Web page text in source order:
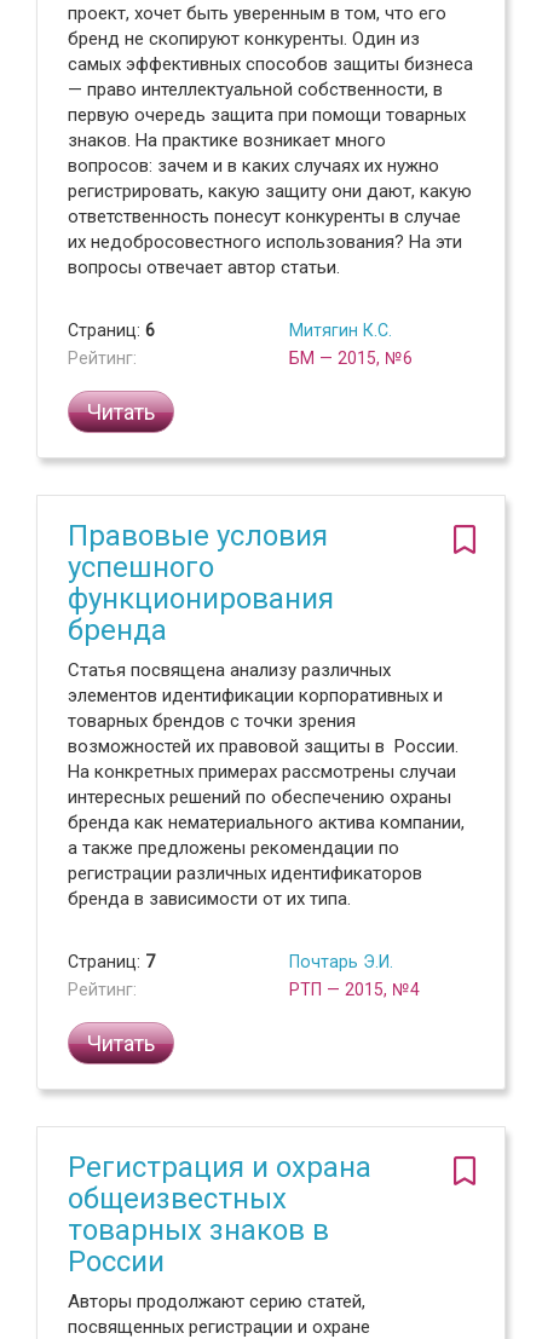
проект, хочет быть уверенным в том, что его
бренд не скопируют конкуренты. Один из
самых эффективных способов защиты бизнеса
— право интеллектуальной собственности, в
первую очередь защита при помощи товарных
знаков. На практике возникает много
вопросов: зачем и в каких случаях их нужно
регистрировать, какую защиту они дают, какую
ответственность понесут конкуренты в случае
их недобросовестного использования? На эти
вопросы отвечает автор статьи.
Страниц: 6
Рейтинг:
Митягин К.С.
БМ — 2015, №6
Читать
Правовые условия
успешного
функционирования
бренда
Статья посвящена анализу различных
элементов идентификации корпоративных и
товарных брендов с точки зрения
возможностей их правовой защиты в России.
На конкретных примерах рассмотрены случаи
интересных решений по обеспечению охраны
бренда как нематериального актива компании,
а также предложены рекомендации по
регистрации различных идентификаторов
бренда в зависимости от их типа.
Страниц: 7
Рейтинг:
Почтарь Э.И.
РТП — 2015, №4
Читать
Регистрация и охрана
общеизвестных
товарных знаков в
России
Авторы продолжают серию статей,
посвященных регистрации и охране